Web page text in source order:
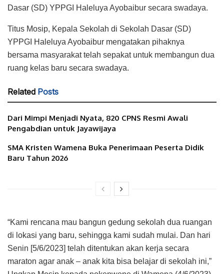
Dasar (SD) YPPGI Haleluya Ayobaibur secara swadaya.
Titus Mosip, Kepala Sekolah di Sekolah Dasar (SD)
YPPGI Haleluya Ayobaibur mengatakan pihaknya
bersama masyarakat telah sepakat untuk membangun dua
ruang kelas baru secara swadaya.
Related Posts
Dari Mimpi Menjadi Nyata, 820 CPNS Resmi Awali
Pengabdian untuk Jayawijaya
SMA Kristen Wamena Buka Penerimaan Peserta Didik
Baru Tahun 2026
“Kami rencana mau bangun gedung sekolah dua ruangan
di lokasi yang baru, sehingga kami sudah mulai. Dan hari
Senin [5/6/2023] telah ditentukan akan kerja secara
maraton agar anak – anak kita bisa belajar di sekolah ini,”